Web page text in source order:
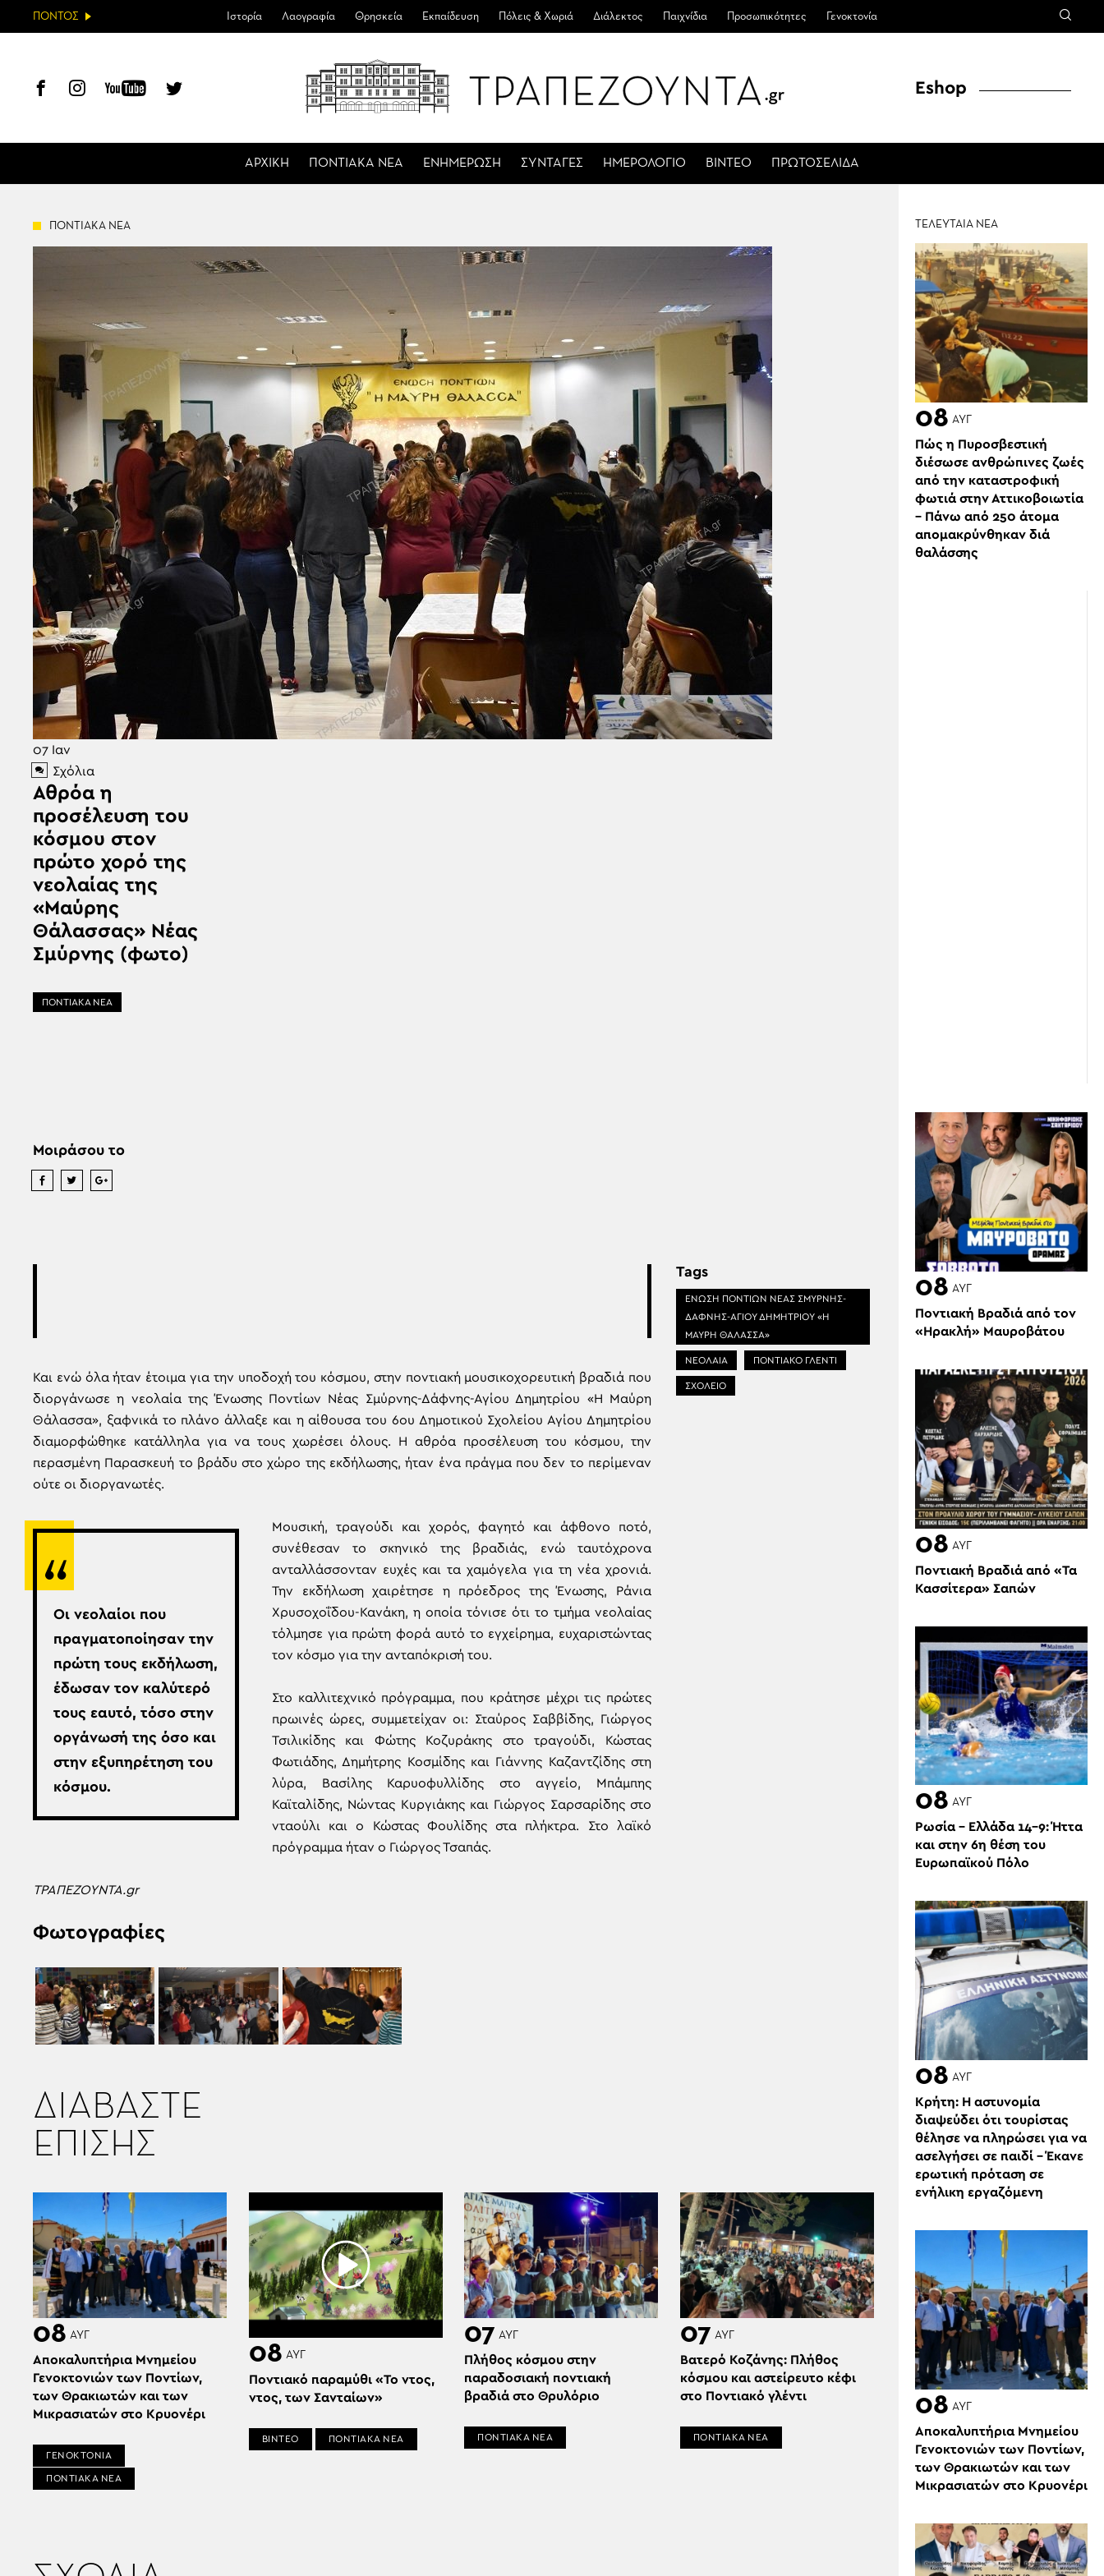
ΠΟΝΤΟΣ Ιστορία Λαογραφία Θρησκεία Εκπαίδευση Πόλεις & Χωριά Διάλεκτος Παιχνίδια Προσωπικότητες Γενοκτονία
ΑΡΧΙΚΗ ΠΟΝΤΙΑΚΑ ΝΕΑ ΕΝΗΜΕΡΩΣΗ ΣΥΝΤΑΓΕΣ ΗΜΕΡΟΛΟΓΙΟ ΒΙΝΤΕΟ ΠΡΩΤΟΣΕΛΙΔΑ
Eshop
ΠΟΝΤΙΑΚΑ ΝΕΑ
07 Ιαν
Σχόλια
Αθρόα η
προσέλευση του
κόσμου στον
πρώτο χορό της
νεολαίας της
«Μαύρης
Θάλασσας» Νέας
Σμύρνης (φωτο)
ΠΟΝΤΙΑΚΑ ΝΕΑ
Μοιράσου το
Και ενώ όλα ήταν έτοιμα για την υποδοχή του κόσμου, στην ποντιακή μουσικοχορευτική βραδιά που
διοργάνωσε η νεολαία της Ένωσης Ποντίων Νέας Σμύρνης-Δάφνης-Αγίου Δημητρίου «Η Μαύρη
Θάλασσα», ξαφνικά το πλάνο άλλαξε και η αίθουσα του 6ου Δημοτικού Σχολείου Αγίου Δημητρίου
διαμορφώθηκε κατάλληλα για να τους χωρέσει όλους. Η αθρόα προσέλευση του κόσμου, την
περασμένη Παρασκευή το βράδυ στο χώρο της εκδήλωσης, ήταν ένα πράγμα που δεν το περίμεναν
ούτε οι διοργανωτές.
Οι νεολαίοι που
πραγματοποίησαν την
πρώτη τους εκδήλωση,
έδωσαν τον καλύτερό
τους εαυτό, τόσο στην
οργάνωσή της όσο και
στην εξυπηρέτηση του
κόσμου.
Μουσική, τραγούδι και χορός, φαγητό και άφθονο ποτό,
συνέθεσαν το σκηνικό της βραδιάς, ενώ ταυτόχρονα
ανταλλάσσονταν ευχές και τα χαμόγελα για τη νέα χρονιά.
Την εκδήλωση χαιρέτησε η πρόεδρος της Ένωσης, Ράνια
Χρυσοχοΐδου-Κανάκη, η οποία τόνισε ότι το τμήμα νεολαίας
τόλμησε για πρώτη φορά αυτό το εγχείρημα, ευχαριστώντας
τον κόσμο για την ανταπόκρισή του.
Στο καλλιτεχνικό πρόγραμμα, που κράτησε μέχρι τις πρώτες
πρωινές ώρες, συμμετείχαν οι: Σταύρος Σαββίδης, Γιώργος
Τσιλικίδης και Φώτης Κοζυράκης στο τραγούδι, Κώστας
Φωτιάδης, Δημήτρης Κοσμίδης και Γιάννης Καζαντζίδης στη
λύρα, Βασίλης Καρυοφυλλίδης στο αγγείο, Μπάμπης
Καϊταλίδης, Νώντας Κυργιάκης και Γιώργος Σαρσαρίδης στο
νταούλι και ο Κώστας Φουλίδης στα πλήκτρα. Στο λαϊκό
πρόγραμμα ήταν ο Γιώργος Τσαπάς.
ΤΡΑΠΕΖΟΥΝΤΑ.gr
Φωτογραφίες
Tags
ΕΝΩΣΗ ΠΟΝΤΙΩΝ ΝΕΑΣ ΣΜΥΡΝΗΣ-
ΔΑΦΝΗΣ-ΑΓΙΟΥ ΔΗΜΗΤΡΙΟΥ «Η
ΜΑΥΡΗ ΘΑΛΑΣΣΑ»
ΝΕΟΛΑΙΑ ΠΟΝΤΙΑΚΟ ΓΛΕΝΤΙ
ΣΧΟΛΕΙΟ
ΔΙΑΒΑΣΤΕ
ΕΠΙΣΗΣ
08 ΑΥΓ
Αποκαλυπτήρια Μνημείου
Γενοκτονιών των Ποντίων,
των Θρακιωτών και των
Μικρασιατών στο Κρυονέρι
ΓΕΝΟΚΤΟΝΙΑ
ΠΟΝΤΙΑΚΑ ΝΕΑ
08 ΑΥΓ
Ποντιακό παραμύθι «Το ντος,
ντος, των Σανταίων»
ΒΙΝΤΕΟ ΠΟΝΤΙΑΚΑ ΝΕΑ
07 ΑΥΓ
Πλήθος κόσμου στην
παραδοσιακή ποντιακή
βραδιά στο Θρυλόριο
ΠΟΝΤΙΑΚΑ ΝΕΑ
07 ΑΥΓ
Βατερό Κοζάνης: Πλήθος
κόσμου και αστείρευτο κέφι
στο Ποντιακό γλέντι
ΠΟΝΤΙΑΚΑ ΝΕΑ
ΤΕΛΕΥΤΑΙΑ ΝΕΑ
08 ΑΥΓ
Πώς η Πυροσβεστική
διέσωσε ανθρώπινες ζωές
από την καταστροφική
φωτιά στην Αττικοβοιωτία
– Πάνω από 250 άτομα
απομακρύνθηκαν διά
θαλάσσης
08 ΑΥΓ
Ποντιακή Βραδιά από τον
«Ηρακλή» Μαυροβάτου
08 ΑΥΓ
Ποντιακή Βραδιά από «Τα
Κασσίτερα» Σαπών
08 ΑΥΓ
Ρωσία – Ελλάδα 14-9: Ήττα
και στην 6η θέση του
Ευρωπαϊκού Πόλο
08 ΑΥΓ
Κρήτη: Η αστυνομία
διαψεύδει ότι τουρίστας
θέλησε να πληρώσει για να
ασελγήσει σε παιδί – Έκανε
ερωτική πρόταση σε
ενήλικη εργαζόμενη
08 ΑΥΓ
Αποκαλυπτήρια Μνημείου
Γενοκτονιών των Ποντίων,
των Θρακιωτών και των
Μικρασιατών στο Κρυονέρι